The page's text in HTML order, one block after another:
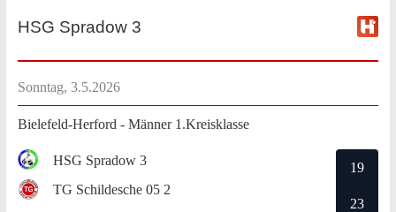
HSG Spradow 3
Sonntag, 3.5.2026
Bielefeld-Herford - Männer 1.Kreisklasse
HSG Spradow 3
TG Schildesche 05 2
19
23